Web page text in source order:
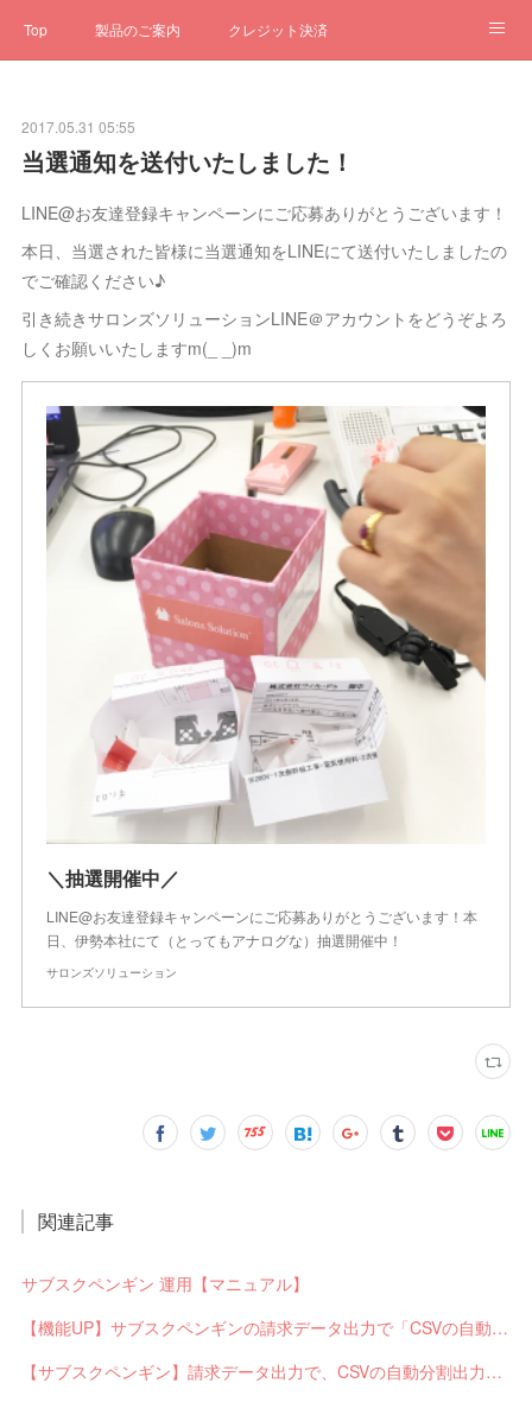
Top 製品のご案内 クレジット決済
クローゼット
2017.05.31 05:55
当選通知を送付いたしました！
LINE@お友達登録キャンペーンにご応募ありがとうございます！
本日、当選された皆様に当選通知をLINEにて送付いたしましたの
でご確認ください♪
引き続きサロンズソリューションLINE＠アカウントをどうぞよろ
しくお願いいたしますm(_ _)m
＼抽選開催中／
LINE@お友達登録キャンペーンにご応募ありがとうございます！本
日、伊勢本社にて（とってもアナログな）抽選開催中！
サロンズソリューション
関連記事
サブスクペンギン 運用【マニュアル】
【機能UP】サブスクペンギンの請求データ出力で「CSVの自動分割出力」と「出力ステータスの確認」ができるようになりました！
【サブスクペンギン】請求データ出力で、CSVの自動分割出力と出力ステータスの確認ができるようになりました。